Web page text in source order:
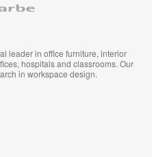
leader in office furniture, interior
hospitals and classrooms. Our
in workspace design.